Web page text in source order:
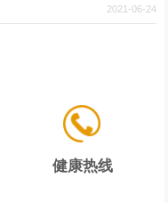
2021-06-24
健康热线